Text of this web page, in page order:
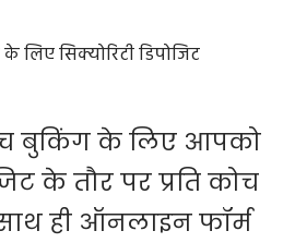
लिए सिक्योरिटी डिपोजिट
बुकिंग के लिए आपको
के तौर पर प्रति कोच
ही ऑनलाइन फॉर्म